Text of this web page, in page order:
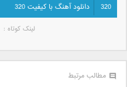
320
دانلود آهنگ با کیفیت 320
لینک کوتاه‌ :
مطالب مرتبط